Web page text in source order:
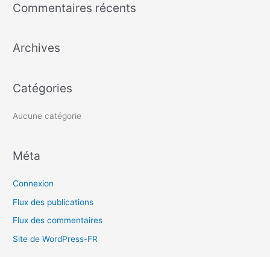
h
r
e
r
Commentaires récents
Archives
Catégories
Aucune catégorie
Méta
Connexion
Flux des publications
Flux des commentaires
Site de WordPress-FR